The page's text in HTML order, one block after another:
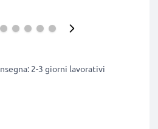
2-3 giorni lavorativi